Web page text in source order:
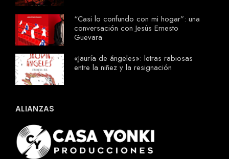
“Casi lo confundo con mi hogar”: una
conversación con Jesús Ernesto
Guevara
«Jauría de ángeles»: letras rabiosas
entre la niñez y la resignación
ALIANZAS